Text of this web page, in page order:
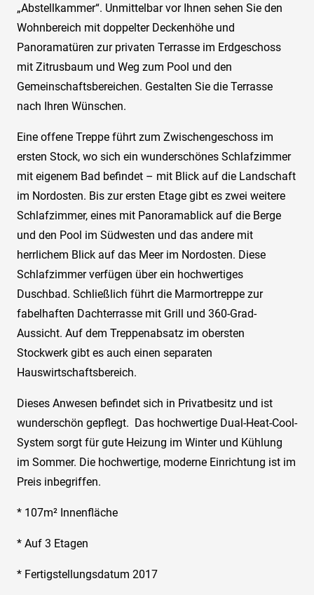
„Abstellkammer“. Unmittelbar vor Ihnen sehen Sie den
Wohnbereich mit doppelter Deckenhöhe und
Panoramatüren zur privaten Terrasse im Erdgeschoss
mit Zitrusbaum und Weg zum Pool und den
Gemeinschaftsbereichen. Gestalten Sie die Terrasse
nach Ihren Wünschen.
Eine offene Treppe führt zum Zwischengeschoss im
ersten Stock, wo sich ein wunderschönes Schlafzimmer
mit eigenem Bad befindet – mit Blick auf die Landschaft
im Nordosten. Bis zur ersten Etage gibt es zwei weitere
Schlafzimmer, eines mit Panoramablick auf die Berge
und den Pool im Südwesten und das andere mit
herrlichem Blick auf das Meer im Nordosten. Diese
Schlafzimmer verfügen über ein hochwertiges
Duschbad. Schließlich führt die Marmortreppe zur
fabelhaften Dachterrasse mit Grill und 360-Grad-
Aussicht. Auf dem Treppenabsatz im obersten
Stockwerk gibt es auch einen separaten
Hauswirtschaftsbereich.
Dieses Anwesen befindet sich in Privatbesitz und ist
wunderschön gepflegt. Das hochwertige Dual-Heat-Cool-
System sorgt für gute Heizung im Winter und Kühlung
im Sommer. Die hochwertige, moderne Einrichtung ist im
Preis inbegriffen.
* 107m² Innenfläche
* Auf 3 Etagen
* Fertigstellungsdatum 2017